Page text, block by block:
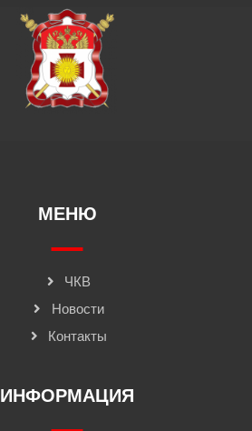
МЕНЮ
ЧКВ
Новости
Контакты
ИНФОРМАЦИЯ